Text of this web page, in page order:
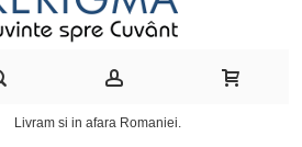
Livram si in afara Romaniei.